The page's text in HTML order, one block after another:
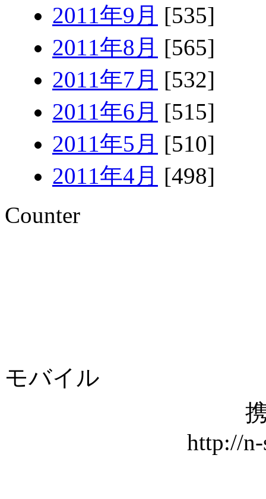
2011年9月 [535]
2011年8月 [565]
2011年7月 [532]
2011年6月 [515]
2011年5月 [510]
2011年4月 [498]
Counter
モバイル
http://